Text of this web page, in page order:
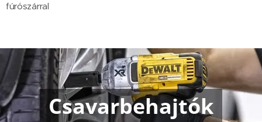
fúrószárral
Csavarbehajtók